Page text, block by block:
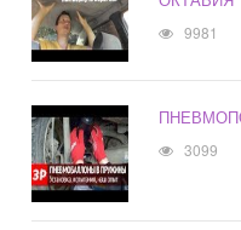
9981
3099